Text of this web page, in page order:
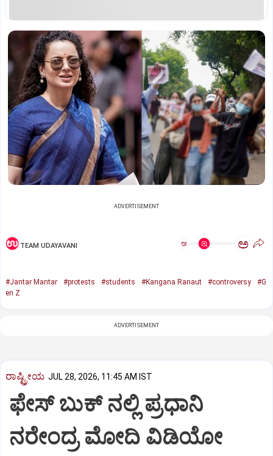
ADVERTISEMENT
TEAM UDAYAVANI ಅ ಅ
#Jantar Mantar #protests #students #Kangana Ranaut #controversy
#G
en Z
ADVERTISEMENT
ರಾಷ್ಟ್ರೀಯ JUL 28, 2026, 11:45 AM IST
ಫೇಸ್‌ ಬುಕ್ ನಲ್ಲಿ ಪ್ರಧಾನಿ
ನರೇಂದ್ರ ಮೋದಿ ವಿಡಿಯೋ